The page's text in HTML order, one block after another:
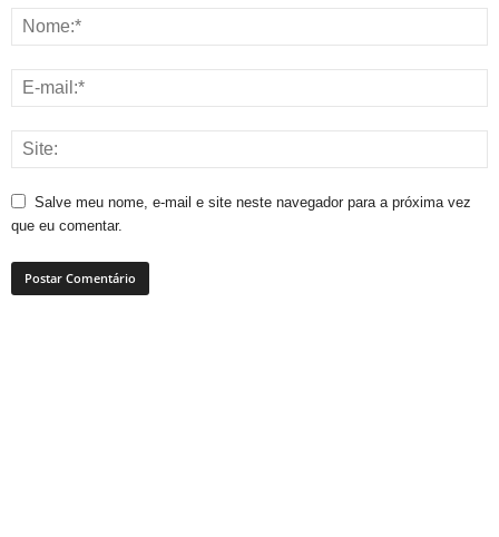
Salve meu nome, e-mail e site neste navegador para a próxima vez
que eu comentar.